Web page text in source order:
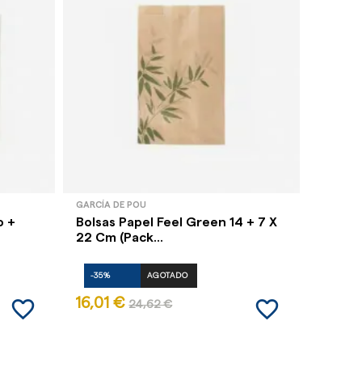
+
favorite_border
GARCÍA DE POU
Bolsas Papel Feel Green 14 + 7 X
22 Cm (Pack...
-35% AGOTADO
16,01 € 24,62 € favorite_border